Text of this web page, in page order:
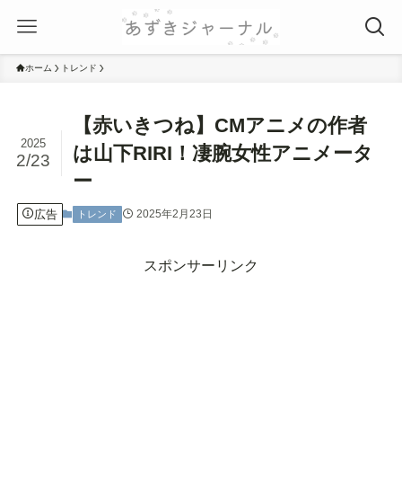
ホーム トレンド
【赤いきつね】CMアニメの作者
は山下RIRI！凄腕女性アニメータ
ー
2025
2/23
広告 トレンド 2025年2月23日
スポンサーリンク